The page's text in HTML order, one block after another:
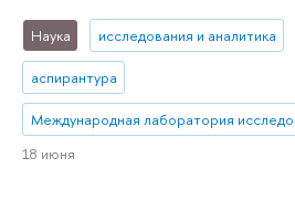
Наука исследования и аналитика
аспирантура
18 июня